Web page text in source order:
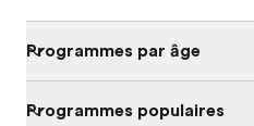
Programmes par âge
Programmes populaires